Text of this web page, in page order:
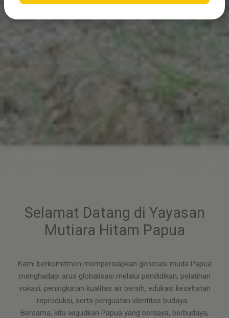
Selamat Datang di Yayasan
Mutiara Hitam Papua
Kami berkomitmen mempersiapkan generasi muda Papua
menghadapi arus globalisasi melalui pendidikan, pelatihan
vokasi, peningkatan kualitas air bersih, edukasi kesehatan
reproduksi, serta penguatan identitas budaya.
Bersama, kita wujudkan Papua yang berdaya, berbudaya,